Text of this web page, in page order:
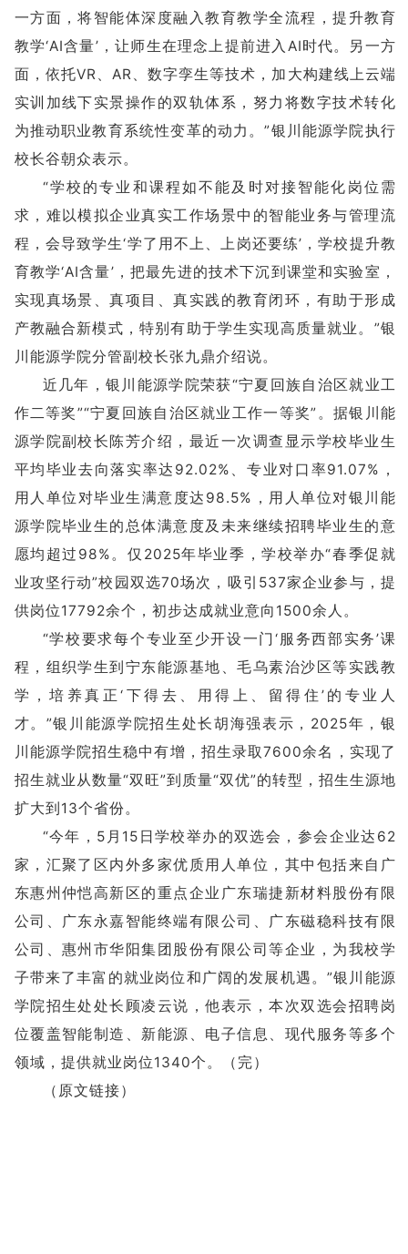
一方面，将智能体深度融入教育教学全流程，提升教育
教学‘AI含量’，让师生在理念上提前进入AI时代。另一方
面，依托VR、AR、数字孪生等技术，加大构建线上云端
实训加线下实景操作的双轨体系，努力将数字技术转化
为推动职业教育系统性变革的动力。”银川能源学院执行
校长谷朝众表示。
“学校的专业和课程如不能及时对接智能化岗位需
求，难以模拟企业真实工作场景中的智能业务与管理流
程，会导致学生‘学了用不上、上岗还要练’，学校提升教
育教学‘AI含量’，把最先进的技术下沉到课堂和实验室，
实现真场景、真项目、真实践的教育闭环，有助于形成
产教融合新模式，特别有助于学生实现高质量就业。”银
川能源学院分管副校长张九鼎介绍说。
近几年，银川能源学院荣获“宁夏回族自治区就业工
作二等奖”“宁夏回族自治区就业工作一等奖”。据银川能
源学院副校长陈芳介绍，最近一次调查显示学校毕业生
平均毕业去向落实率达92.02%、专业对口率91.07%，
用人单位对毕业生满意度达98.5%，用人单位对银川能
源学院毕业生的总体满意度及未来继续招聘毕业生的意
愿均超过98%。仅2025年毕业季，学校举办“春季促就
业攻坚行动”校园双选70场次，吸引537家企业参与，提
供岗位17792余个，初步达成就业意向1500余人。
“学校要求每个专业至少开设一门‘服务西部实务’课
程，组织学生到宁东能源基地、毛乌素治沙区等实践教
学，培养真正‘下得去、用得上、留得住’的专业人
才。”银川能源学院招生处长胡海强表示，2025年，银
川能源学院招生稳中有增，招生录取7600余名，实现了
招生就业从数量“双旺”到质量“双优”的转型，招生生源地
扩大到13个省份。
“今年，5月15日学校举办的双选会，参会企业达62
家，汇聚了区内外多家优质用人单位，其中包括来自广
东惠州仲恺高新区的重点企业广东瑞捷新材料股份有限
公司、广东永嘉智能终端有限公司、广东磁稳科技有限
公司、惠州市华阳集团股份有限公司等企业，为我校学
子带来了丰富的就业岗位和广阔的发展机遇。”银川能源
学院招生处处长顾凌云说，他表示，本次双选会招聘岗
位覆盖智能制造、新能源、电子信息、现代服务等多个
领域，提供就业岗位1340个。（完）
（ 原文链接）